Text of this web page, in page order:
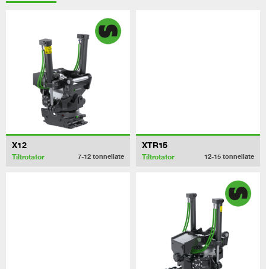
X12
Tiltrotator 7-12 tonnellate
XTR15
Tiltrotator 12-15 tonnellate